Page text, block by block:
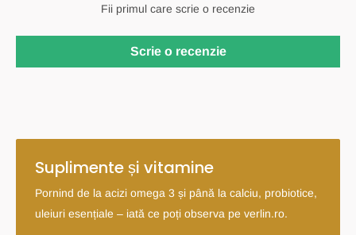
Fii primul care scrie o recenzie
Scrie o recenzie
Suplimente și vitamine
Pornind de la acizi omega 3 și până la calciu, probiotice,
uleiuri esențiale – iată ce poți observa pe verlin.ro.